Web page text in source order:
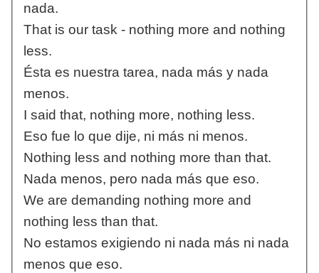
nada.
That is our task - nothing more and nothing
less.
Ésta es nuestra tarea, nada más y nada
menos.
I said that, nothing more, nothing less.
Eso fue lo que dije, ni más ni menos.
Nothing less and nothing more than that.
Nada menos, pero nada más que eso.
We are demanding nothing more and
nothing less than that.
No estamos exigiendo ni nada más ni nada
menos que eso.